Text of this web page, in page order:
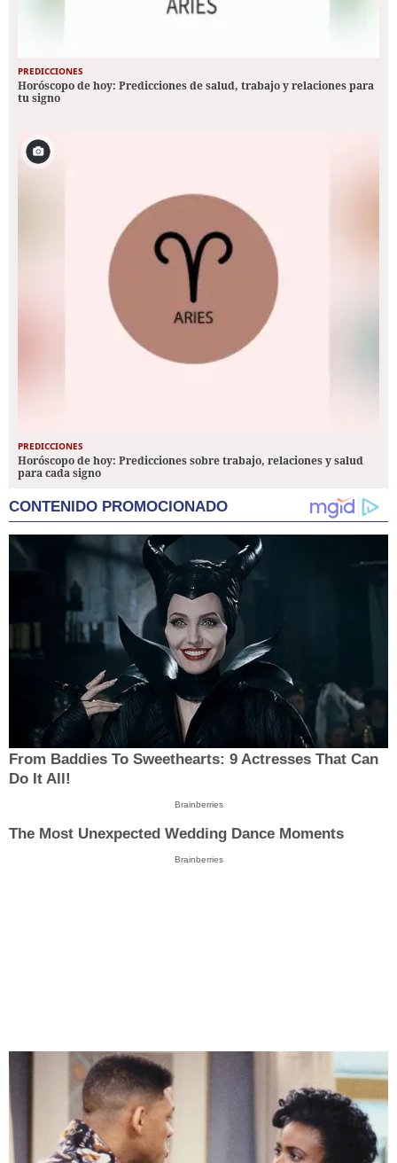
PREDICCIONES
Horóscopo de hoy: Predicciones de salud, trabajo y relaciones para
tu signo
PREDICCIONES
Horóscopo de hoy: Predicciones sobre trabajo, relaciones y salud
para cada signo
CONTENIDO PROMOCIONADO
From Baddies To Sweethearts: 9 Actresses That Can
Do It All!
Brainberries
The Most Unexpected Wedding Dance Moments
Brainberries